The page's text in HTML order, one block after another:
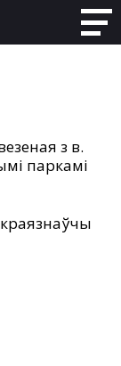
паркамі